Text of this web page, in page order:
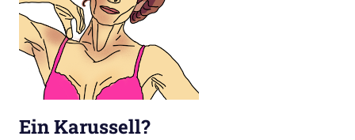
Ein Karussell?